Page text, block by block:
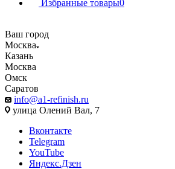
Избранные товары0
Ваш город
Москва
Казань
Москва
Омск
Саратов
info@a1-refinish.ru
улица Олений Вал, 7
Вконтакте
Telegram
YouTube
Яндекс.Дзен